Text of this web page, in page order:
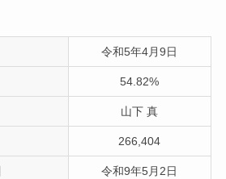
令和5年4月9日
54.82%
山下 真
266,404
令和9年5月2日